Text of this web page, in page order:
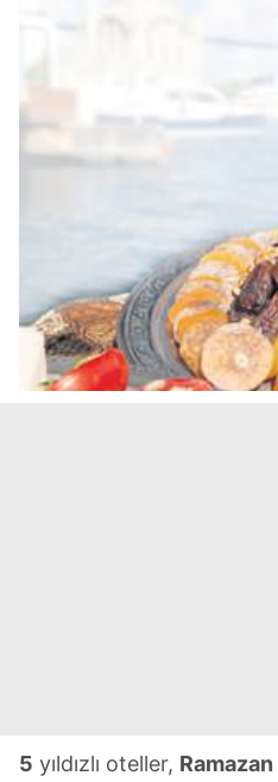
5 yıldızlı oteller, Ramazan